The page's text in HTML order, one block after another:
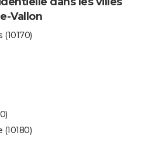
Vallon
(10170)